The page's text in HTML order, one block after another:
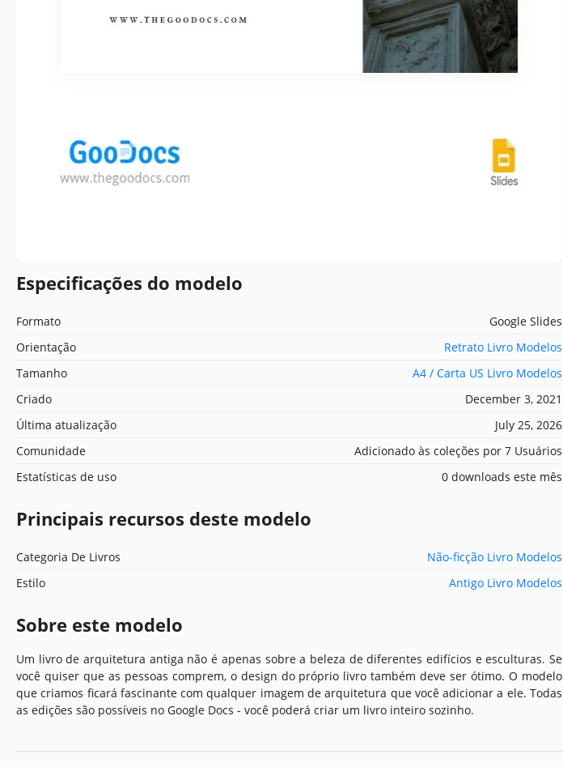
Especificações do modelo
Formato
Google Slides
Orientação
Retrato Livro Modelos
Tamanho
A4 / Carta US Livro Modelos
Criado
December 3, 2021
Última atualização
July 25, 2026
Comunidade
Adicionado às coleções por 7 Usuários
Estatísticas de uso
0 downloads este mês
Principais recursos deste modelo
Categoria De Livros
Não-ficção Livro Modelos
Estilo
Antigo Livro Modelos
Sobre este modelo
Um livro de arquitetura antiga não é apenas sobre a beleza de diferentes edifícios e esculturas. Se
você quiser que as pessoas comprem, o design do próprio livro também deve ser ótimo. O modelo
que criamos ficará fascinante com qualquer imagem de arquitetura que você adicionar a ele. Todas
as edições são possíveis no Google Docs - você poderá criar um livro inteiro sozinho.